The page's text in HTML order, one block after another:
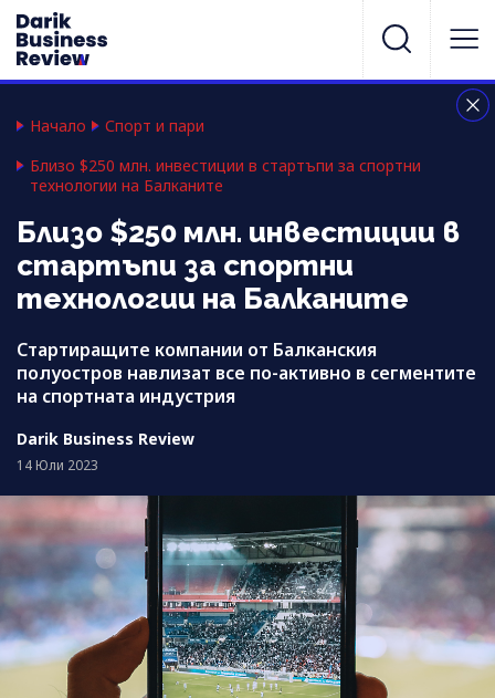
Начало
Спорт и пари
Близо $250 млн. инвестиции в стартъпи за спортни
технологии на Балканите
Близо $250 млн. инвестиции в
стартъпи за спортни
технологии на Балканите
Стартиращите компании от Балканския
полуостров навлизат все по-активно в сегментите
на спортната индустрия
Darik Business Review
14 Юли 2023